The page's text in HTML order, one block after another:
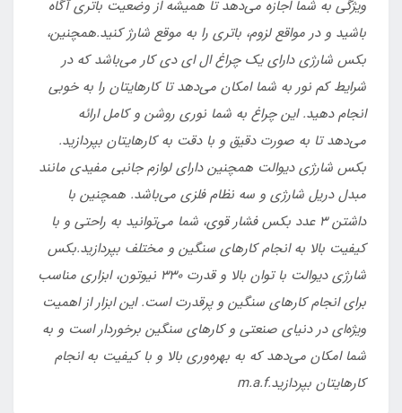
ویژگی به شما اجازه می‌دهد تا همیشه از وضعیت باتری آگاه
باشید و در مواقع لزوم، باتری را به موقع شارژ کنید.همچنین،
بکس شارژی دارای یک چراغ ال ای دی کار می‌باشد که در
شرایط کم نور به شما امکان می‌دهد تا کارهایتان را به خوبی
انجام دهید. این چراغ به شما نوری روشن و کامل ارائه
می‌دهد تا به صورت دقیق و با دقت به کارهایتان بپردازید.
بکس شارژی دیوالت همچنین دارای لوازم جانبی مفیدی مانند
مبدل دریل شارژی و سه نظام فلزی می‌باشد. همچنین با
داشتن 3 عدد بکس فشار قوی، شما می‌توانید به راحتی و با
کیفیت بالا به انجام کارهای سنگین و مختلف بپردازید.بکس
شارژی دیوالت با توان بالا و قدرت 330 نیوتون، ابزاری مناسب
برای انجام کارهای سنگین و پرقدرت است. این ابزار از اهمیت
ویژه‌ای در دنیای صنعتی و کارهای سنگین برخوردار است و به
شما امکان می‌دهد که به بهره‌وری بالا و با کیفیت به انجام
کارهایتان بپردازید.m.a.f